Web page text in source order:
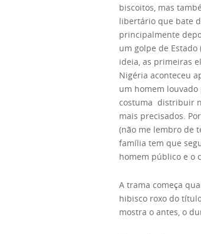
biscoitos, mas
libertário que bate
principalmente
um golpe de
ideia, as primeiras
Nigéria aconteceu
um homem
costuma distribuir
mais precisados.
(não me lembro de
família tem que
homem público e o
A trama começa
hibisco roxo do
mostra o antes, o